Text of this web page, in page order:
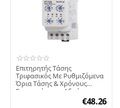
Επιτηρητής Τάσης
Τριφασικός Με Ρυθμιζόμενα
Όρια Τάσης & Χρόνους
Επανεκκίνησης Αδράνειας...
€48.26